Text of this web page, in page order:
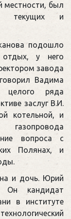
местности, был
текущих и
подошло
отдых, у него
завода
Вадима
целого ряда
заслуг В.И.
котельной, и
вопроса с
Полянах, и
и дочь. Юрий
Он кандидат
в институте